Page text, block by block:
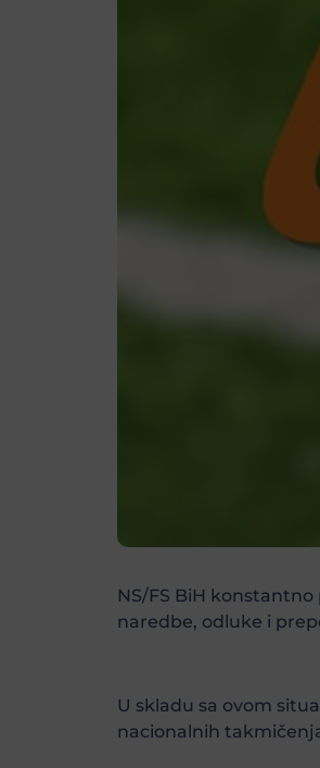
NS/FS BiH
naredbe, odluke i
U skladu sa ovom
nacionalnih